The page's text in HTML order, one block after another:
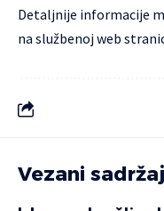
Detaljnije informacije
na službenojweb
Vezani sadržaj